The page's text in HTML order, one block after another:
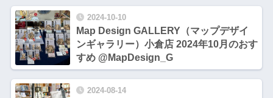
2024-10-10
Map Design GALLERY（マップデザイ
ンギャラリー）小倉店 2024年10月のおす
すめ @MapDesign_G
2024-08-14